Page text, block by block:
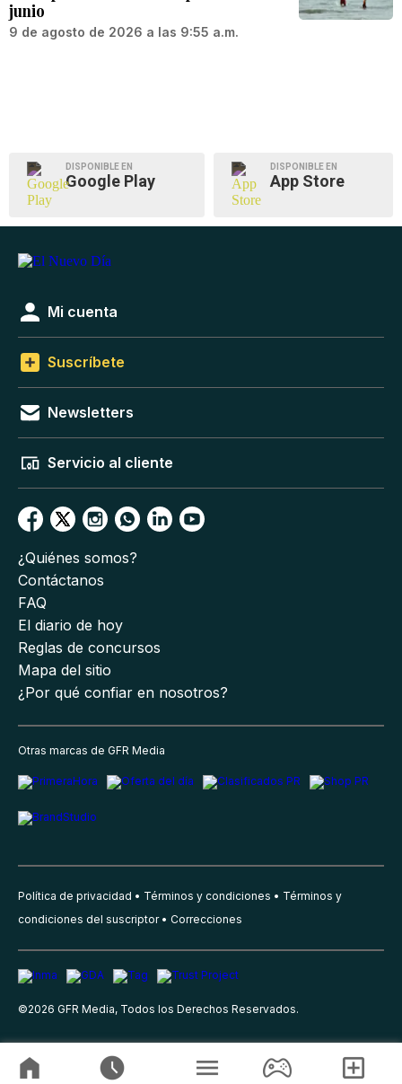
junio
9 de agosto de 2026 a las 9:55 a.m.
DISPONIBLE EN
Google Play
DISPONIBLE EN
App Store
Mi cuenta
Suscríbete
Newsletters
Servicio al cliente
¿Quiénes somos?
Contáctanos
FAQ
El diario de hoy
Reglas de concursos
Mapa del sitio
¿Por qué confiar en nosotros?
Otras marcas de GFR Media
Política de privacidad Términos y condiciones
Términos y
condiciones del suscriptor
Correcciones
©2026 GFR Media, Todos los Derechos Reservados.